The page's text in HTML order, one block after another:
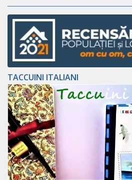
TACCUINI ITALIANI